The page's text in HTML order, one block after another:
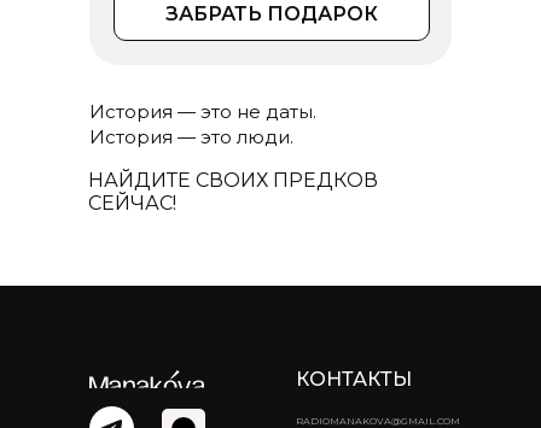
ЗАБРАТЬ ПОДАРОК
НАЙДИТЕ СВОИХ ПРЕДКОВ
СЕЙЧАС!
История — это не даты.
История — это люди.
КОНТАКТЫ
RADIOMANAKOVA@GMAIL.COM